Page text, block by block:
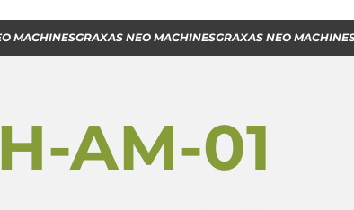
H-AM-01